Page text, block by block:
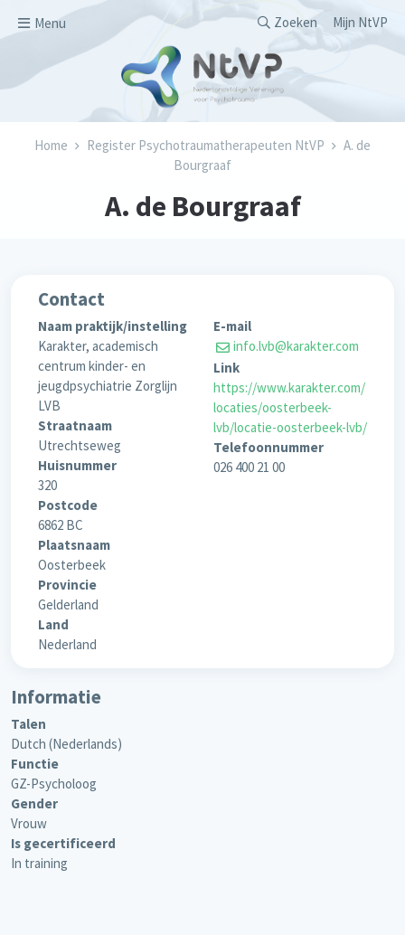
Menu
Secondary
Zoeken Mijn NtVP
Kruimelpad
Home Register Psychotraumatherapeuten NtVP
A. de
Bourgraaf
A. de Bourgraaf
Contact
Naam praktijk/instelling
Karakter, academisch
centrum kinder- en
jeugdpsychiatrie Zorglijn
LVB
Straatnaam
Utrechtseweg
Huisnummer
320
Postcode
6862 BC
Plaatsnaam
Oosterbeek
Provincie
Gelderland
Land
Nederland
E-mail
info.lvb@karakter.com
Link
https://www.karakter.com/
locaties/oosterbeek-
lvb/locatie-oosterbeek-lvb/
Telefoonnummer
026 400 21 00
Informatie
Talen
Dutch (Nederlands)
Functie
GZ-Psycholoog
Gender
Vrouw
Is gecertificeerd
In training